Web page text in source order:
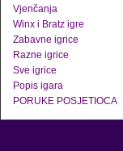
Vjenčanja
Winx i Bratz igre
Zabavne igrice
Razne igrice
Sve igrice
Popis igara
PORUKE POSJETIOCA